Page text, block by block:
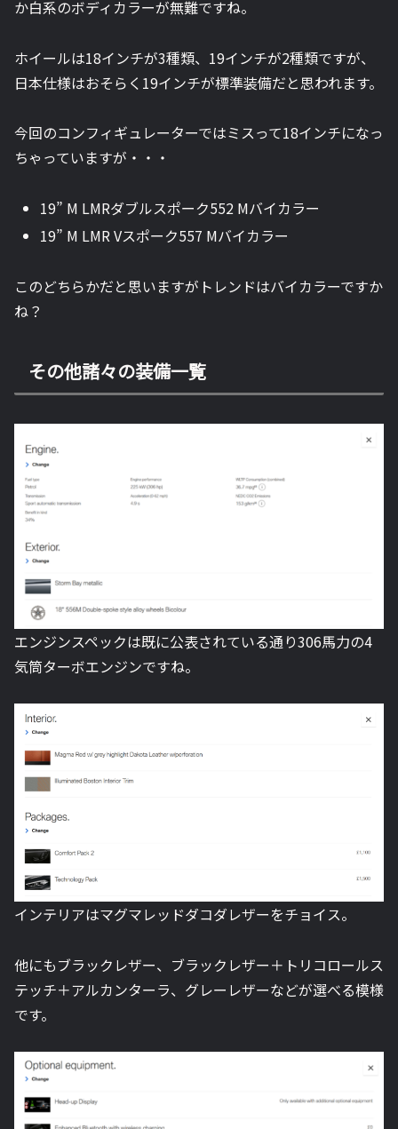
か白系のボディカラーが無難ですね。
ホイールは18インチが3種類、19インチが2種類ですが、
日本仕様はおそらく19インチが標準装備だと思われます。
今回のコンフィギュレーターではミスって18インチになっ
ちゃっていますが・・・
19” M LMRダブルスポーク552 Mバイカラー
19” M LMR Vスポーク557 Mバイカラー
このどちらかだと思いますがトレンドはバイカラーですか
ね？
その他諸々の装備一覧
エンジンスペックは既に公表されている通り306馬力の4
気筒ターボエンジンですね。
インテリアはマグマレッドダコダレザーをチョイス。
他にもブラックレザー、ブラックレザー＋トリコロールス
テッチ＋アルカンターラ、グレーレザーなどが選べる模様
です。